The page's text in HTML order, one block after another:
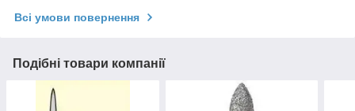
Всі умови повернення
Подібні товари компанії